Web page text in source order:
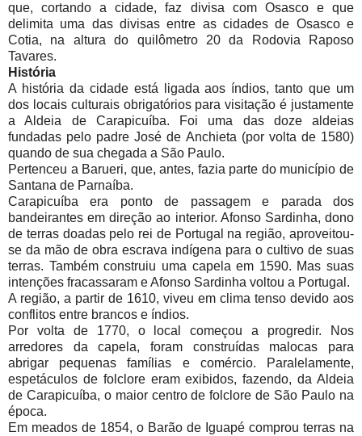
que, cortando a cidade, faz divisa com Osasco e que
delimita uma das divisas entre as cidades de Osasco e
Cotia, na altura do quilômetro 20 da Rodovia Raposo
Tavares.
História
A história da cidade está ligada aos índios, tanto que um
dos locais culturais obrigatórios para visitação é justamente
a Aldeia de Carapicuíba. Foi uma das doze aldeias
fundadas pelo padre José de Anchieta (por volta de 1580)
quando de sua chegada a São Paulo.
Pertenceu a Barueri, que, antes, fazia parte do município de
Santana de Parnaíba.
Carapicuíba era ponto de passagem e parada dos
bandeirantes em direção ao interior. Afonso Sardinha, dono
de terras doadas pelo rei de Portugal na região, aproveitou-
se da mão de obra escrava indígena para o cultivo de suas
terras. Também construiu uma capela em 1590. Mas suas
intenções fracassaram e Afonso Sardinha voltou a Portugal.
A região, a partir de 1610, viveu em clima tenso devido aos
conflitos entre brancos e índios.
Por volta de 1770, o local começou a progredir. Nos
arredores da capela, foram construídas malocas para
abrigar pequenas famílias e comércio. Paralelamente,
espetáculos de folclore eram exibidos, fazendo, da Aldeia
de Carapicuíba, o maior centro de folclore de São Paulo na
época.
Em meados de 1854, o Barão de Iguapé comprou terras na